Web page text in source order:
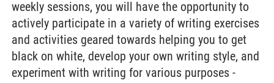
weekly sessions, you will have the opportunity to
actively participate in a variety of writing exercises
and activities geared towards helping you to get
black on white, develop your own writing style, and
experiment with writing for various purposes -